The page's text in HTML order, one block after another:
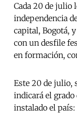
Cada 20 de julio
independencia
capital, Bogotá,
con un desfile
en formación,
Este 20 de julio,
indicará el
instalado el país: